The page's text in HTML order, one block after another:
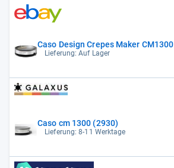
Caso Design Crepes Maker CM1300
Lieferung: Auf Lager
Caso cm 1300 (2930)
Lieferung: 8-11 Werktage